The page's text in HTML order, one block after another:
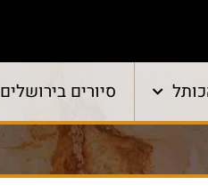
סיורים בירושלים